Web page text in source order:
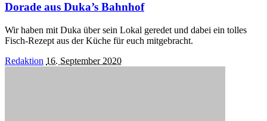
Dorade aus Duka’s Bahnhof
Wir haben mit Duka über sein Lokal geredet und dabei ein tolles
Fisch-Rezept aus der Küche für euch mitgebracht.
Posted
Redaktion 16. September 2020